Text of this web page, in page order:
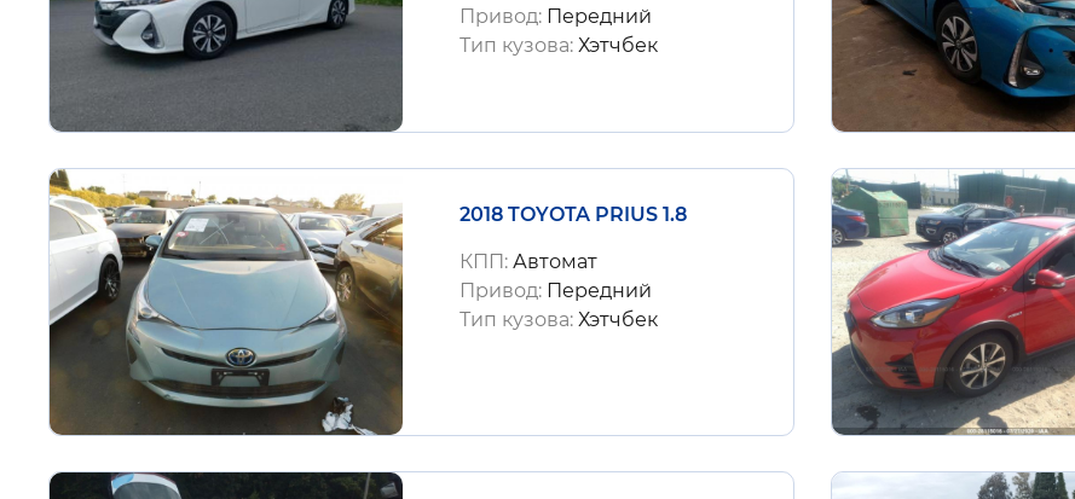
Привод: Передний
Тип кузова:Хэтчбек
2018 TOYOTA PRIUS 1.8
КПП:Автомат
Привод: Передний
Тип кузова: Хэтчбек